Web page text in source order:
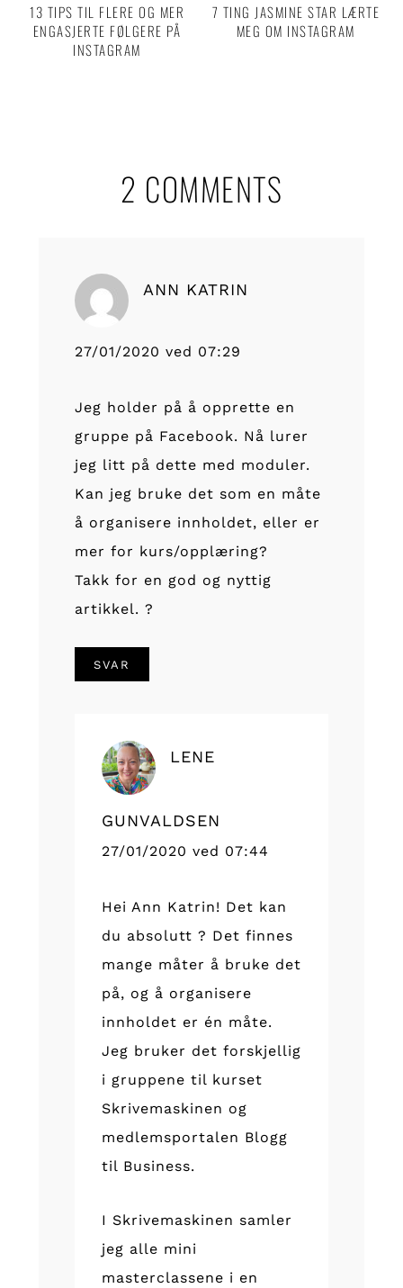
13 TIPS TIL FLERE OG MER
ENGASJERTE FØLGERE PÅ
INSTAGRAM
7 TING JASMINE STAR LÆRTE
MEG OM INSTAGRAM
Interactions2 COMMENTS
ANN KATRIN
27/01/2020 ved 07:29
Jeg holder på å opprette en
gruppe på Facebook. Nå lurer
jeg litt på dette med moduler.
Kan jeg bruke det som en måte
å organisere innholdet, eller er
mer for kurs/opplæring?
Takk for en god og nyttig
artikkel. ?
SVAR
LENE
GUNVALDSEN
27/01/2020 ved 07:44
Hei Ann Katrin! Det kan
du absolutt ? Det finnes
mange måter å bruke det
på, og å organisere
innholdet er én måte.
Jeg bruker det forskjellig
i gruppene til kurset
Skrivemaskinen og
medlemsportalen Blogg
til Business.
I Skrivemaskinen samler
jeg alle mini
masterclassene i en